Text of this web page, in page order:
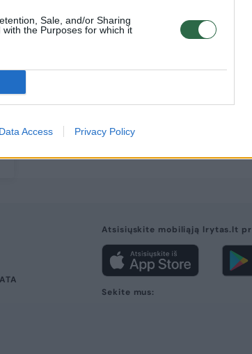
Sale, and/or Sharing
the Purposes for which it
Data Access Privacy Policy
Atsisiųskite mobiliąją lrytas.lt
Sekite mus: